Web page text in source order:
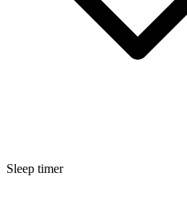
Sleep timer